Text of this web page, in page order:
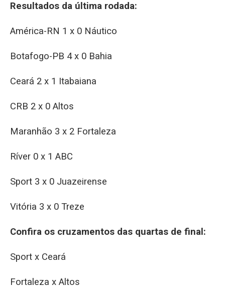
Resultados da última rodada:
América-RN 1 x 0 Náutico
Botafogo-PB 4 x 0 Bahia
Ceará 2 x 1 Itabaiana
CRB 2 x 0 Altos
Maranhão 3 x 2 Fortaleza
Ríver 0 x 1 ABC
Sport 3 x 0 Juazeirense
Vitória 3 x 0 Treze
Confira os cruzamentos das quartas de final:
Sport x Ceará
Fortaleza x Altos